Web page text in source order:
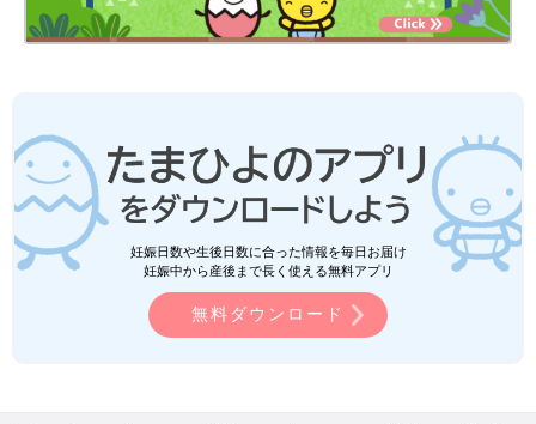
妊娠日数や生後日数に合った情報を毎日お届け
妊娠中から産後まで長く使える無料アプリ
無料ダウンロード